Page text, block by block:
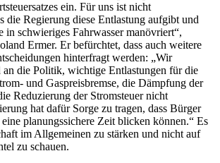
ein. Für uns ist nicht
die Regierung diese Entlastung aufgibt und
in schwieriges Fahrwasser manövriert“,
Ermer. Er befürchtet, dass auch weitere
hinterfragt werden: „Wir
an die Politik, wichtige Entlastungen für die
und Gaspreisbremse, die Dämpfung der
Reduzierung der Stromsteuer nicht
hat dafür Sorge zu tragen, dass Bürger
planungssichere Zeit blicken können.“ Es
im Allgemeinen zu stärken und nicht auf
zu schauen.